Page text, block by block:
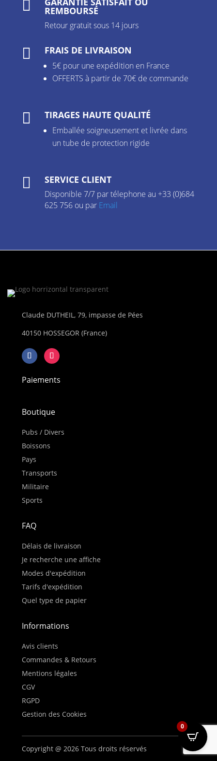
 REMBOURSÉ
Retour gratuit sous 14 jours
 FRAIS DE LIVRAISON
5€ pour une expédition en France
OFFERTS à partir de 70€ de commande
 TIRAGES HAUTE QUALITÉ
Emballée soigneusement et livrée dans
un tube de protection rigide
 SERVICE CLIENT
Disponible 7/7 par télephone au +33 (0)684
625 756 ou par Email
Claude DUTHEIL, 79, impasse de Pées
40150 HOSSEGOR (France)
Paiements
Boutique
Pubs / Divers
Boissons
Pays
Transports
Militaire
Sports
FAQ
Délais de livraison
Je recherche une affiche
Modes d'expédition
Tarifs d'expédition
Quel type de papier
Informations
Avis clients
Commandes & Retours
Mentions légales
CGV
RGPD
Gestion des Cookies
Copyright @ 2026 Tous droits réservés
0